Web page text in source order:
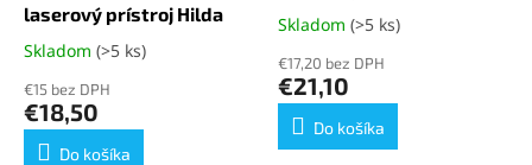
laserový prístroj Hilda
Priemerné
produktu
je
5,0
Skladom (>5 ks)
€15 bez DPH
€18,50
Do košíka
Priemerné
produktu
je
4,9
Skladom (>5 ks)
€17,20 bez DPH
€21,10
Do košíka